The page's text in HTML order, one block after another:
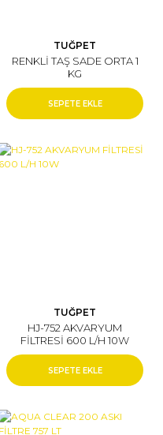
TUĞPET
RENKLİ TAŞ SADE ORTA 1
KG
SEPETE EKLE
TUĞPET
HJ-752 AKVARYUM
FİLTRESİ 600 L/H 10W
SEPETE EKLE